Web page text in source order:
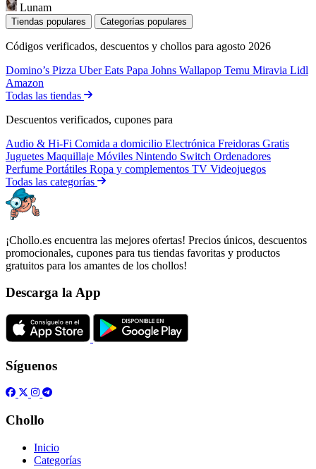
Lunam
Tiendas populares Categorías populares
Códigos verificados, descuentos y chollos para agosto 2026
Domino’s Pizza Uber Eats Papa Johns Wallapop Temu Miravia Lidl
Amazon
Todas las tiendas
Descuentos verificados, cupones para
Audio & Hi-Fi Comida a domicilio Electrónica Freidoras Gratis
Juguetes Maquillaje Móviles Nintendo Switch Ordenadores
Perfume Portátiles Ropa y complementos TV Videojuegos
Todas las categorías
¡Chollo.es encuentra las mejores ofertas! Precios únicos, descuentos
promocionales, cupones para tus tiendas favoritas y productos
gratuitos para los amantes de los chollos!
Descarga la App
Síguenos
Chollo
Inicio
Categorías